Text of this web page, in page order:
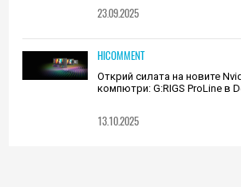
23.09.2025
HICOMMENT
Открий силата на новите
компютри: G:RIGS ProLine в
13.10.2025